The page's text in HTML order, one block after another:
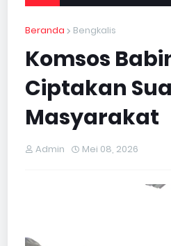
Beranda Bengkalis
Komsos
Ciptakan
Masyarakat
Admin Mei 08, 2026